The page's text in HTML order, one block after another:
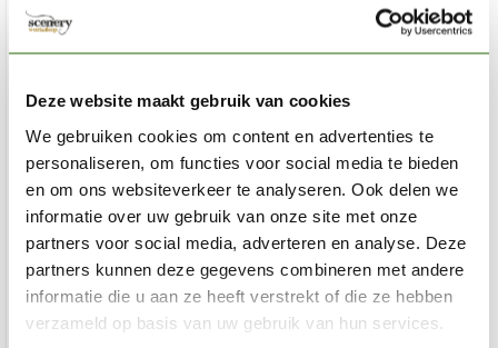
Deze website maakt gebruik van cookies
We gebruiken cookies om content en advertenties te
personaliseren, om functies voor social media te bieden
en om ons websiteverkeer te analyseren. Ook delen we
informatie over uw gebruik van onze site met onze
partners voor social media, adverteren en analyse. Deze
partners kunnen deze gegevens combineren met andere
informatie die u aan ze heeft verstrekt of die ze hebben
verzameld op basis van uw gebruik van hun services.